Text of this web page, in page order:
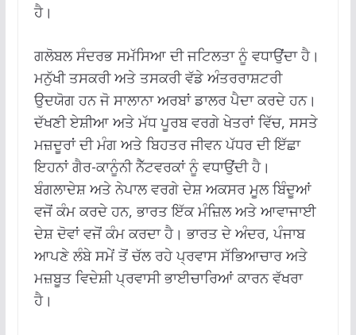
ਹੈ।
ਗਲੋਬਲ ਸੰਦਰਭ ਸਮੱਸਿਆ ਦੀ ਜਟਿਲਤਾ ਨੂੰ ਵਧਾਉਂਦਾ ਹੈ।
ਮਨੁੱਖੀ ਤਸਕਰੀ ਅਤੇ ਤਸਕਰੀ ਵੱਡੇ ਅੰਤਰਰਾਸ਼ਟਰੀ
ਉਦਯੋਗ ਹਨ ਜੋ ਸਾਲਾਨਾ ਅਰਬਾਂ ਡਾਲਰ ਪੈਦਾ ਕਰਦੇ ਹਨ।
ਦੱਖਣੀ ਏਸ਼ੀਆ ਅਤੇ ਮੱਧ ਪੂਰਬ ਵਰਗੇ ਖੇਤਰਾਂ ਵਿੱਚ, ਸਸਤੇ
ਮਜ਼ਦੂਰਾਂ ਦੀ ਮੰਗ ਅਤੇ ਬਿਹਤਰ ਜੀਵਨ ਪੱਧਰ ਦੀ ਇੱਛਾ
ਇਹਨਾਂ ਗੈਰ-ਕਾਨੂੰਨੀ ਨੈੱਟਵਰਕਾਂ ਨੂੰ ਵਧਾਉਂਦੀ ਹੈ।
ਬੰਗਲਾਦੇਸ਼ ਅਤੇ ਨੇਪਾਲ ਵਰਗੇ ਦੇਸ਼ ਅਕਸਰ ਮੂਲ ਬਿੰਦੂਆਂ
ਵਜੋਂ ਕੰਮ ਕਰਦੇ ਹਨ, ਭਾਰਤ ਇੱਕ ਮੰਜ਼ਿਲ ਅਤੇ ਆਵਾਜਾਈ
ਦੇਸ਼ ਦੋਵਾਂ ਵਜੋਂ ਕੰਮ ਕਰਦਾ ਹੈ। ਭਾਰਤ ਦੇ ਅੰਦਰ, ਪੰਜਾਬ
ਆਪਣੇ ਲੰਬੇ ਸਮੇਂ ਤੋਂ ਚੱਲ ਰਹੇ ਪ੍ਰਵਾਸ ਸੱਭਿਆਚਾਰ ਅਤੇ
ਮਜ਼ਬੂਤ ​​ਵਿਦੇਸ਼ੀ ਪ੍ਰਵਾਸੀ ਭਾਈਚਾਰਿਆਂ ਕਾਰਨ ਵੱਖਰਾ
ਹੈ।